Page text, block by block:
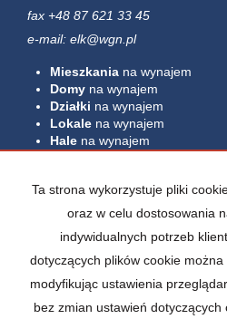
fax +48 87 621 33 45
e-mail: elk@wgn.pl
Mieszkania na wynajem
Domy na wynajem
Działki na wynajem
Lokale na wynajem
Hale na wynajem
Mieszkaniana sprzedaż
Działkina sprzedaż
Lokalena sprzedaż
Halena sprzedaż
Strona główna Kontakt notatnik
Ta strona wykorzystuje pliki
oraz w celu dostosowania
indywidualnych potrzeb
dotyczących plików cookie
modyfikując ustawienia
bez zmian ustawień